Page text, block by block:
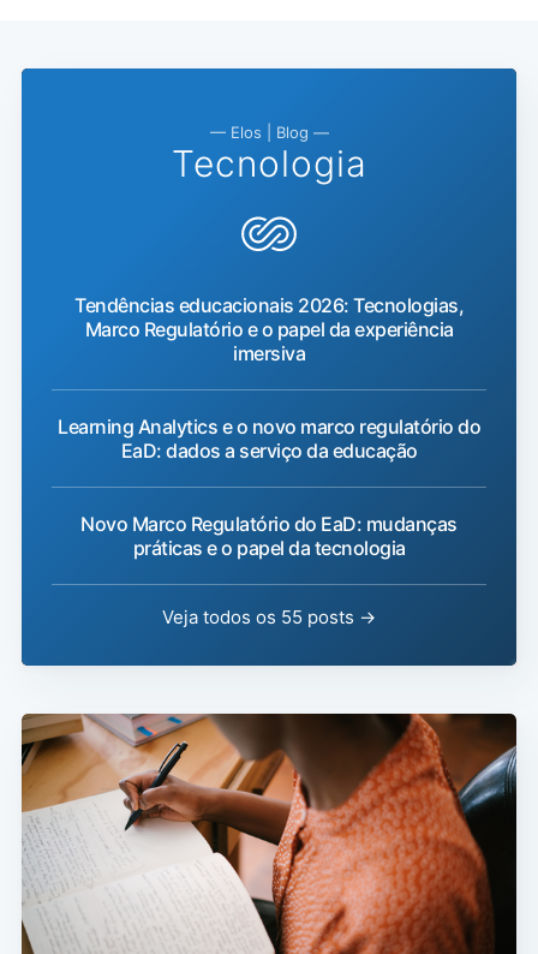
— Elos | Blog —
Tecnologia
Tendências educacionais 2026: Tecnologias,
Marco Regulatório e o papel da experiência
imersiva
Learning Analytics e o novo marco regulatório do
EaD: dados a serviço da educação
Novo Marco Regulatório do EaD: mudanças
práticas e o papel da tecnologia
Veja todos os 55 posts →